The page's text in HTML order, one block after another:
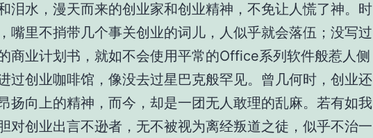
泪水，漫天而来的创业家和创业精神，不免让人慌了神。时
嘴里不捎带几个事关创业的词儿，人似乎就会落伍；没写过
商业计划书，就如不会使用平常的Office系列软件般惹人侧
过创业咖啡馆，像没去过星巴克般罕见。曾几何时，创业还
扬向上的精神，而今，却是一团无人敢理的乱麻。若有如我
对创业出言不逊者，无不被视为离经叛道之徒，似乎不治一